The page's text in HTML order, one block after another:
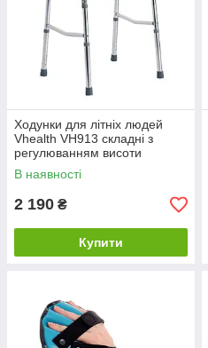
Ходунки для літніх людей
Vhealth VH913 складні з
регулюванням висоти
В наявності
2 190 ₴
Купити